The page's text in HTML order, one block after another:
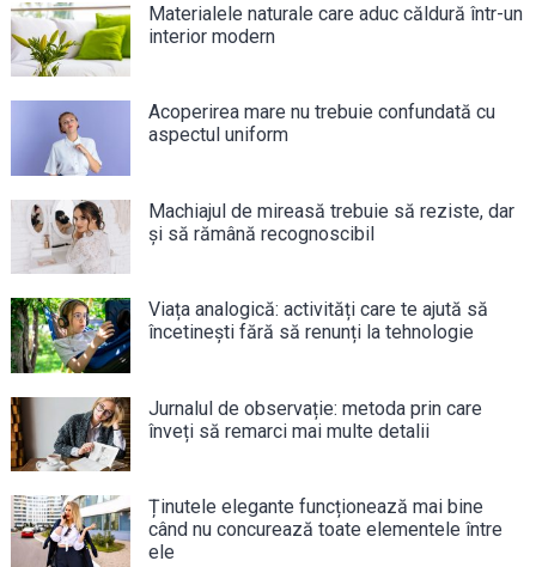
Materialele naturale care aduc căldură într-un
interior modern
Acoperirea mare nu trebuie confundată cu
aspectul uniform
Machiajul de mireasă trebuie să reziste, dar
și să rămână recognoscibil
Viața analogică: activități care te ajută să
încetinești fără să renunți la tehnologie
Jurnalul de observație: metoda prin care
înveți să remarci mai multe detalii
Ținutele elegante funcționează mai bine
când nu concurează toate elementele între
ele